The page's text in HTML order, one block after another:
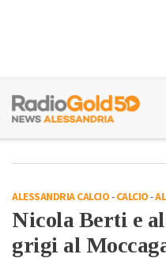
ALESSANDRIA CALCIO-CALCIO-
Nicola Berti e
grigi al